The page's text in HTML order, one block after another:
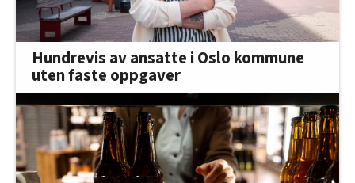
Hundrevis av ansatte i Oslo kommune
uten faste oppgaver